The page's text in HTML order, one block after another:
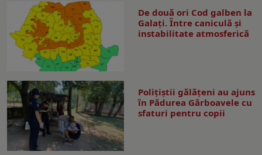
De două ori Cod galben la
Galaţi. Între caniculă şi
instabilitate atmosferică
Polițiștii gălățeni au ajuns
în Pădurea Gârboavele cu
sfaturi pentru copii